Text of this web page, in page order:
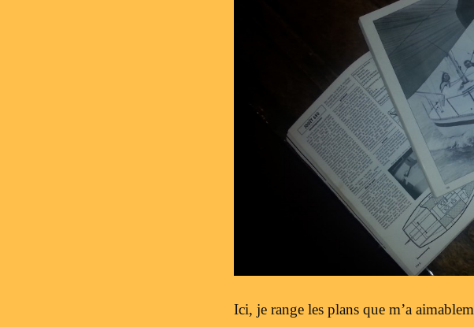
Ici, je range les plans que m’a